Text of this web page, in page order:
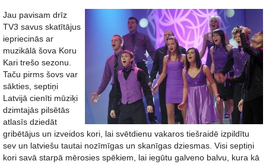
Jau pavisam drīz
TV3 savus skatītājus
iepriecinās ar
muzikālā šova Koru
Kari trešo sezonu.
Taču pirms šovs var
sākties, septiņi
Latvijā cienīti mūziķi
dzimtajās pilsētās
atlasīs dziedāt
gribētājus un izveidos kori, lai svētdienu vakaros tiešraidē izpildītu
sev un latviešu tautai nozīmīgas un skanīgas dziesmas. Visi septiņi
kori savā starpā mērosies spēkiem, lai iegūtu galveno balvu, kura kā